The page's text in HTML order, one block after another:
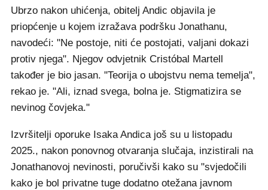
Ubrzo nakon uhićenja, obitelj Andic objavila je
priopćenje u kojem izražava podršku Jonathanu,
navodeći: "Ne postoje, niti će postojati, valjani dokazi
protiv njega". Njegov odvjetnik Cristóbal Martell
također je bio jasan. "Teorija o ubojstvu nema temelja",
rekao je. "Ali, iznad svega, bolna je. Stigmatizira se
nevinog čovjeka."
Izvršitelji oporuke Isaka Andica još su u listopadu
2025., nakon ponovnog otvaranja slučaja, inzistirali na
Jonathanovoj nevinosti, poručivši kako su "svjedočili
kako je bol privatne tuge dodatno otežana javnom